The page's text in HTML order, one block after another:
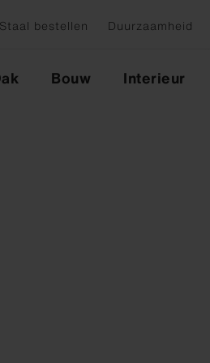
Staal bestellen Duurzaamheid
Bouw Interieur